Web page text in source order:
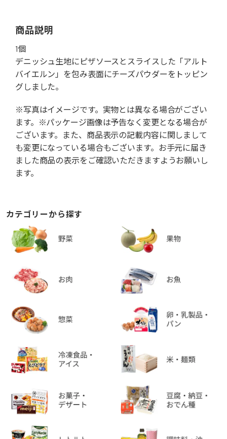
商品説明
1個
デニッシュ生地にピザソースとスライスした「アルト
バイエルン」を包み表面にチーズパウダーをトッピン
グしました。
※写真はイメージです。実物とは異なる場合がござい
ます。※パッケージ画像は予告なく変更となる場合が
ございます。また、商品表示の記載内容に関しまして
も変更になっている場合もございます。お手元に届き
ました商品の表示をご確認いただきますようお願いし
ます。
カテゴリーから探す